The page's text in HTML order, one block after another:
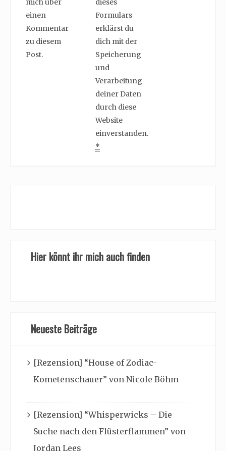
mich über
einen
Kommentar
zu diesem
Post.
dieses
Formulars
erklärst du
dich mit der
Speicherung
und
Verarbeitung
deiner Daten
durch diese
Website
einverstanden.
*
Hier könnt ihr mich auch finden
Neueste Beiträge
[Rezension] “House of Zodiac-
Kometenschauer” von Nicole Böhm
[Rezension] “Whisperwicks – Die
Suche nach den Flüsterflammen” von
Jordan Lees